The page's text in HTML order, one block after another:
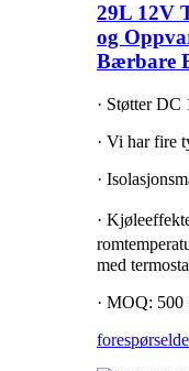
29L 12V
og
Bærbare
· Støtter
· Vi har fire
·
·
med
· MOQ: 500
forespørsel